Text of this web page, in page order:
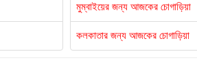
মুম্বাইয়ের জন্য আজকের চোগাড়িয়া
কলকাতার জন্য আজকের চোগাড়িয়া